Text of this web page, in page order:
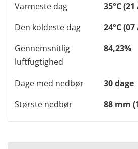
Varmeste dag
35°C
Den koldeste dag
24°C
Gennemsnitlig
luftfugtighed
84,23%
Dage med nedbør
30 dage
Største nedbør
88 mm